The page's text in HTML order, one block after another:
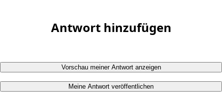
Antwort hinzufügen
Vorschau meiner Antwort anzeigen
Meine Antwort veröffentlichen